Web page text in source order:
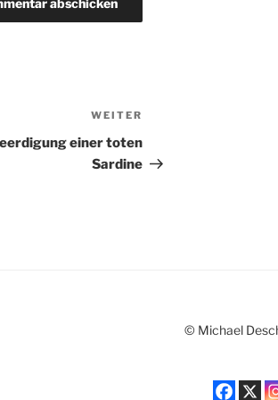
Beitrag
WEITER
einer toten
Sardine
© Michael